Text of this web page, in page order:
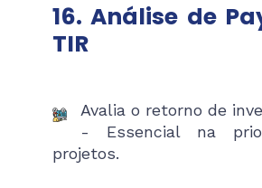
16. Análise de
TIR
Avalia o retorno de
- Essencial na
projetos.